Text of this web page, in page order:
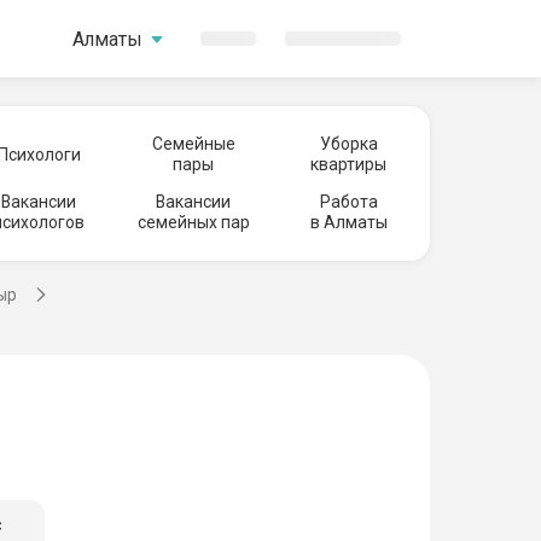
Алматы
Семейные
пары
Уборка
квартиры
Вакансии
Вакансии
семейных пар
Работа
в Алматы